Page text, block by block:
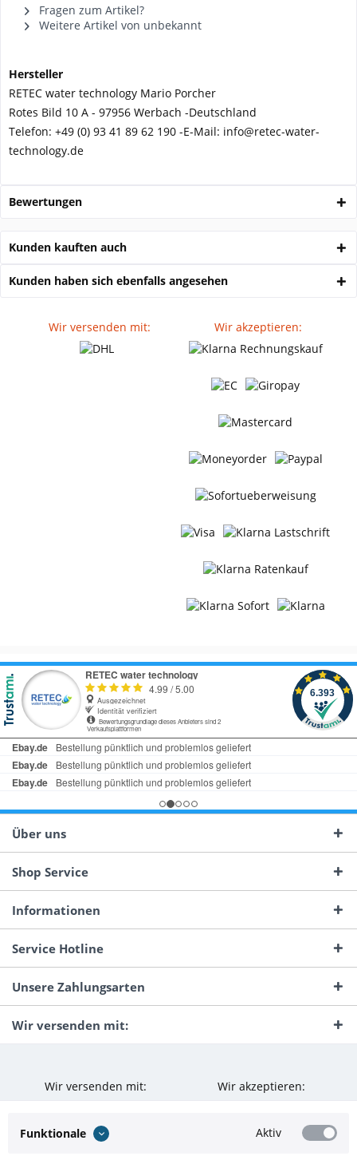
Fragen zum Artikel?
Weitere Artikel von unbekannt
Hersteller
RETEC water technology Mario Porcher
Rotes Bild 10 A - 97956 Werbach -Deutschland
Telefon: +49 (0) 93 41 89 62 190 -E-Mail: info@retec-water-
technology.de
Bewertungen
Kunden kauften auch
Kunden haben sich ebenfalls angesehen
Wir versenden mit: Wir akzeptieren:
Über uns
Shop Service
Informationen
Service Hotline
Unsere Zahlungsarten
Wir versenden mit:
Wir versenden mit: Wir akzeptieren:
Funktionale Aktiv